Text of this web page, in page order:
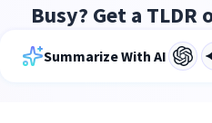
Busy? Get a TLDR
Summarize With AI